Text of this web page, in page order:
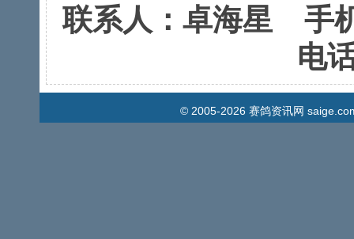
联系人：卓海星 手
电话
© 2005-2026 赛鸽资讯网